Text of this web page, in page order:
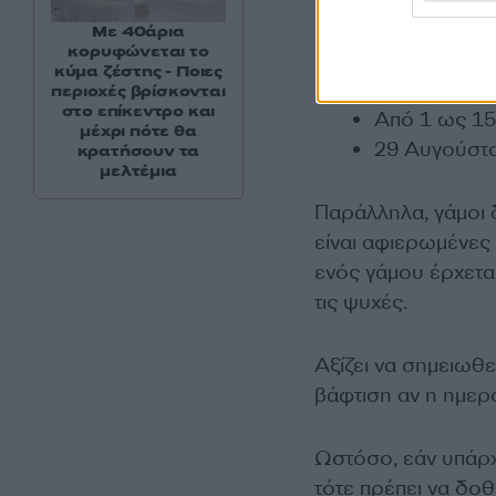
Των Αγίων
Από 1 ως 15
29
Παράλληλα, γάμοι
είναι
ενός γάμου
τις ψυχές.
Αξίζει να
βάφτιση αν η
Ωστόσο, εάν
τότε πρέπει να
Με 40άρια
κορυφώνεται το
κύμα ζέστης - Ποιες
περιοχές βρίσκονται
στο επίκεντρο και
μέχρι πότε θα
κρατήσουν τα
μελτέμια